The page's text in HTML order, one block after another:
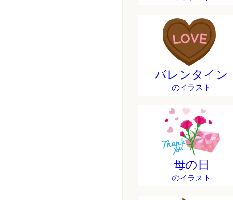
バレンタイン
のイラスト
母の日
のイラスト